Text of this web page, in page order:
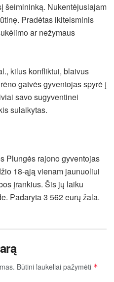
šeimininką. Nukentėjusiajam
Pradėtas ikiteisminis
ar nežymaus
kilus konfliktui, blaivus
gatvės gyventojas spyrė į
savo sugyventinei
sulaikytas.
Plungės rajono gyventojas
18-ąją vienam jaunuoliui
įrankius. Šis jų laiku
Padaryta 3 562 eurų žala.
Būtini laukeliai pažymėti *